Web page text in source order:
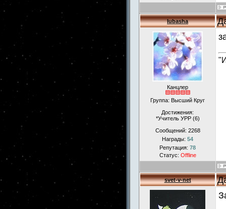
lubasha
Канцлер
Группа: Высший Круг
Достижения:
*Учитель УРР (6)
Сообщений: 2268
Награды: 54
Репутация: 78
Статус: Offline
svet-v-net